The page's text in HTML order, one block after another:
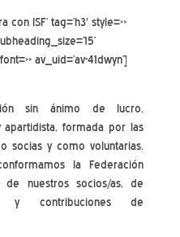
ISF’ tag=’h3′ style=»
av_uid=’av-41dwyn’]
sin ánimo de lucro,
apartidista, formada por las
socias y como voluntarias.
la Federación
nuestros socios/as, de
y contribuciones de